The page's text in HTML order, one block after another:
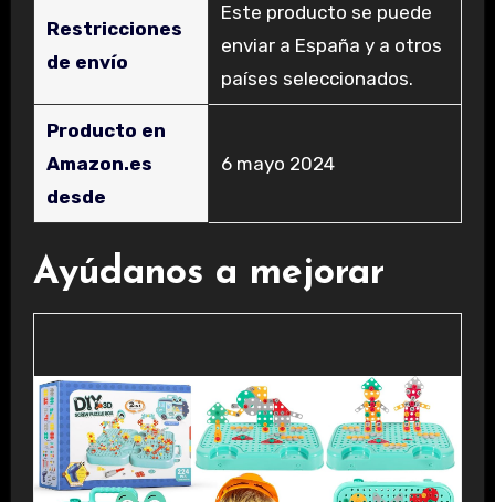
Restricciones
de envío
Este producto se puede
enviar a España y a otros
países seleccionados.
Producto en
Amazon.es
desde
6 mayo 2024
Ayúdanos a mejorar